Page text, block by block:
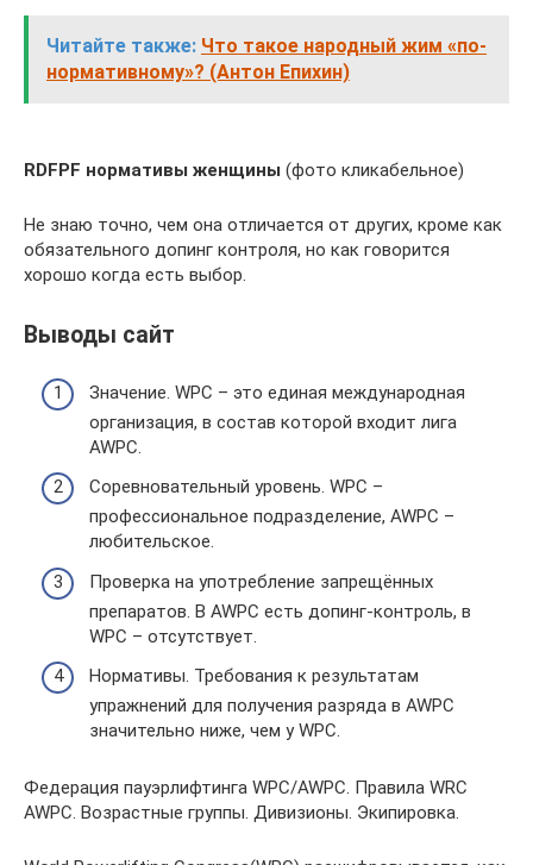
Читайте также: Что такое народный жим «по-
нормативному»? (Антон Епихин)
RDFPF нормативы женщины (фото кликабельное)
Не знаю точно, чем она отличается от других, кроме как
обязательного допинг контроля, но как говорится
хорошо когда есть выбор.
Выводы сайт
Значение. WPC – это единая международная
организация, в состав которой входит лига
AWPC.
Соревновательный уровень. WPC –
профессиональное подразделение, AWPC –
любительское.
Проверка на употребление запрещённых
препаратов. В AWPC есть допинг-контроль, в
WPC – отсутствует.
Нормативы. Требования к результатам
упражнений для получения разряда в AWPC
значительно ниже, чем у WPC.
Федерация пауэрлифтинга WPC/AWPC. Правила WRC
AWPC. Возрастные группы. Дивизионы. Экипировка.